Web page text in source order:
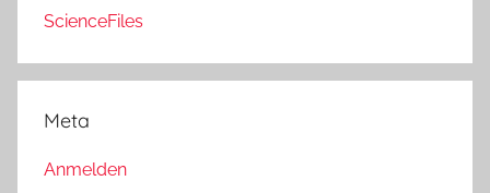
ScienceFiles
Meta
Anmelden